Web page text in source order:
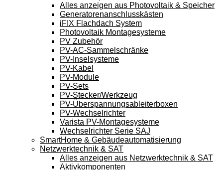
Alles anzeigen aus Photovoltaik & Speicher
Generatorenanschlusskästen
iFIX Flachdach System
Photovoltaik Montagesysteme
PV Zubehör
PV-AC-Sammelschränke
PV-Inselsysteme
PV-Kabel
PV-Module
PV-Sets
PV-Stecker/Werkzeug
PV-Überspannungsableiterboxen
PV-Wechselrichter
Varista PV-Montagesysteme
Wechselrichter Serie SAJ
SmartHome & Gebäudeautomatisierung
Netzwerktechnik & SAT
Alles anzeigen aus Netzwerktechnik & SAT
Aktivkomponenten